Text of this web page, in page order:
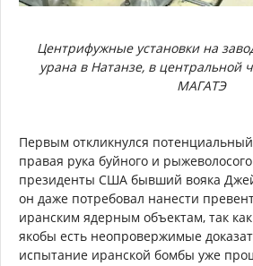
Центрифужные установки на
урана в Натанзе, в центральной
МАГАТЭ
Первым откликнулся
правая рука буйного и
президенты США бывший вояка
он даже потребовал нанести
иранским ядерным объектам, так
якобы есть неопровержимые
испытание иранской бомбы уже